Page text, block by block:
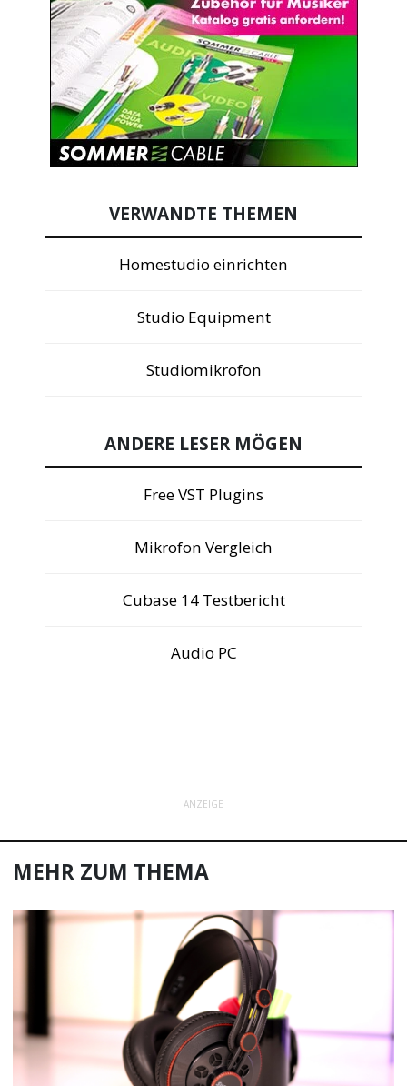
VERWANDTE THEMEN
Homestudio einrichten
Studio Equipment
Studiomikrofon
ANDERE LESER MÖGEN
Free VST Plugins
Mikrofon Vergleich
Cubase 14 Testbericht
Audio PC
ANZEIGE
MEHR ZUM THEMA